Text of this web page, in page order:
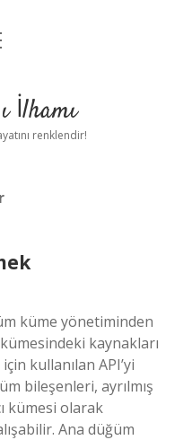
İlhamı
renklendir!
küme yönetiminden
kaynakları
kullanılan API’yi
bileşenleri, ayrılmış
kümesi olarak
Ana düğüm